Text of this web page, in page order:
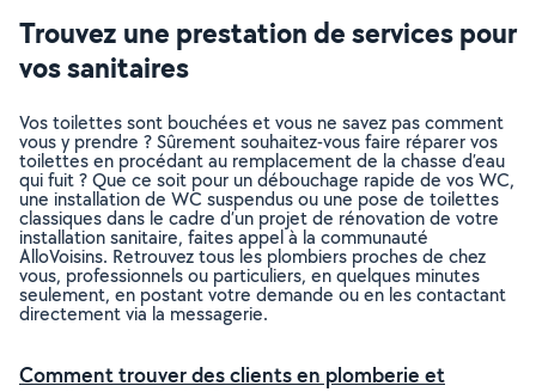
Trouvez une prestation de services pour
vos sanitaires
Vos toilettes sont bouchées et vous ne savez pas comment
vous y prendre ? Sûrement souhaitez-vous faire réparer vos
toilettes en procédant au remplacement de la chasse d’eau
qui fuit ? Que ce soit pour un débouchage rapide de vos WC,
une installation de WC suspendus ou une pose de toilettes
classiques dans le cadre d’un projet de rénovation de votre
installation sanitaire, faites appel à la communauté
AlloVoisins. Retrouvez tous les plombiers proches de chez
vous, professionnels ou particuliers, en quelques minutes
seulement, en postant votre demande ou en les contactant
directement via la messagerie.
Comment trouver des clients en plomberie et